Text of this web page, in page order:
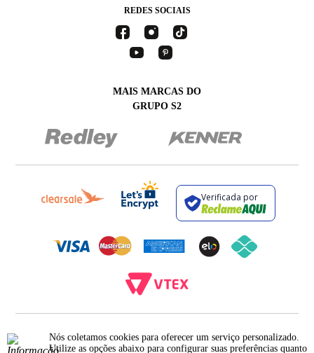
Nós coletamos cookies para oferecer um serviço personalizado.
Utilize as opções abaixo para configurar suas preferências quanto
REDES SOCIAIS
MAIS MARCAS DO
GRUPO S2
Verificada por
12.093.445/0002-23
RUA JUMECY RODRIGUES GOMES, 331 - ANEXO 2 - CENTRO - PIRAÍ - RIO DE